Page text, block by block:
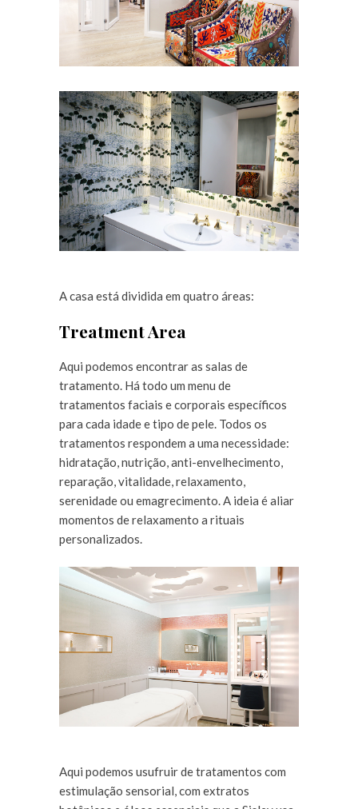
A casa está dividida em quatro áreas:
Treatment Area
Aqui podemos encontrar as salas de
tratamento. Há todo um menu de
tratamentos faciais e corporais específicos
para cada idade e tipo de pele. Todos os
tratamentos respondem a uma necessidade:
hidratação, nutrição, anti-envelhecimento,
reparação, vitalidade, relaxamento,
serenidade ou emagrecimento. A ideia é aliar
momentos de relaxamento a rituais
personalizados.
Aqui podemos usufruir de tratamentos com
estimulação sensorial, com extratos